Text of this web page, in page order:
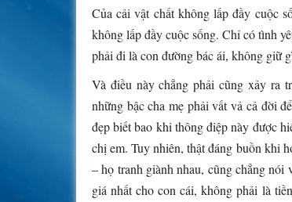
Của cải vật chất không lấp đầy cuộc
không lấp đầy cuộc sống. Chỉ có tình
phải đi là con đường bác ái, không giữ
Và điều này chẳng phải cũng xảy ra
những bậc cha mẹ phải vất vả cả đời
đẹp biết bao khi thông điệp này được
chị em. Tuy nhiên, thật đáng buồn khi
– họ tranh giành nhau, cũng chẳng
giá nhất cho con cái, không phải là